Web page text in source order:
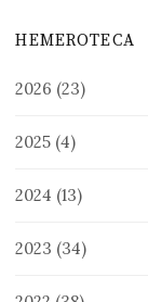
HEMEROTECA
2026 (23)
2025 (4)
2024 (13)
2023 (34)